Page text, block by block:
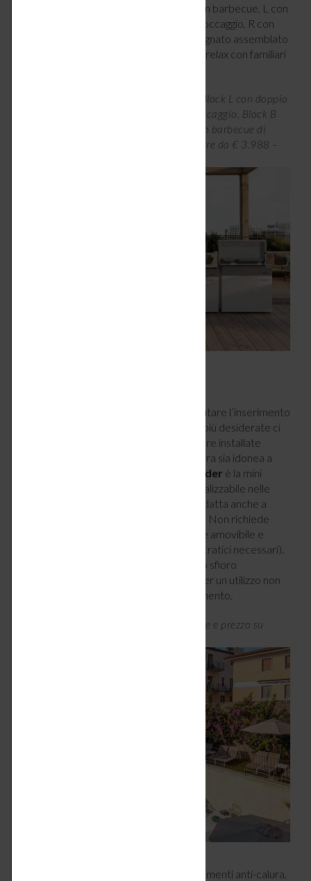
serie Block (nella foto, da sinistra: il (D con barbecue, L con
doppio lavello, M con piano di lavoro e stoccaggio, R con
bruciatore wok), il Blocco B (viene consegnato assemblato
e pronto per cocktail party o momenti di relax con familiari
Da sinistra, Block R con bruciatore wok, Block L con doppio
lavello, Block M con piano di lavoro e stoccaggio, Block B
con configurazione frigo bar e Block D con barbecue di
Flammkraft, disponibili in 7 colori, a partire da € 3.988 –
Chi dispone di un terrazzo ampio può valutare l’inserimento
di soluzioni dedicate al benessere. Tra le più desiderate ci
progettate per essere installate
anche in contesti urbani, purché la struttura sia idonea a
Acvanera by Proleader è la mini
piscina premium completamente personalizzabile nelle
dimensioni, nelle finiture e nei materiali, adatta anche a
spazi ristretti o con vincoli di installazione. Non richiede
nessuna opera edile invasiva ed è sempre amovibile e
posizionabile (riducendo i permessi burocratici necessari).
Lo specchio d’acqua si caratterizza per lo sfioro
sottobordo progettato da Proleader e per un utilizzo non
solo estivo ma annuale, grazie al riscaldamento.
Minipiscina Acvanera by Proleader, misure e prezzo su
Se invece sei alla ricerca di piccoli accorgimenti anti-calura,